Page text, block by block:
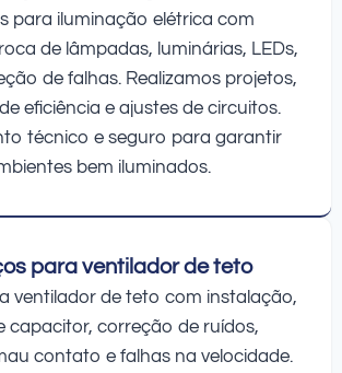
para iluminação elétrica com
de lâmpadas, luminárias, LEDs,
de falhas. Realizamos projetos,
eficiência e ajustes de circuitos.
técnico e seguro para garantir
bem iluminados.
para ventilador de teto
ventilador de teto com instalação,
capacitor, correção de ruídos,
contato e falhas na velocidade.